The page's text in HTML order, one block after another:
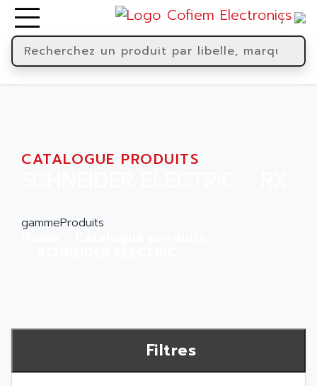
CATALOGUE PRODUITS
gammeProduits
Filtres